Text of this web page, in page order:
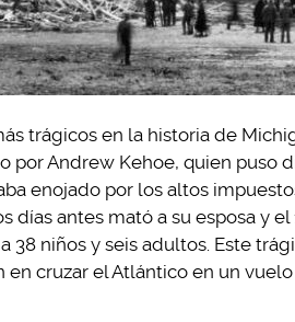
trágicos en la historia de
por Andrew Kehoe, quien puso
enojado por los altos
días antes mató a su esposa y
38 niños y seis adultos. Este
en cruzar el Atlántico en un